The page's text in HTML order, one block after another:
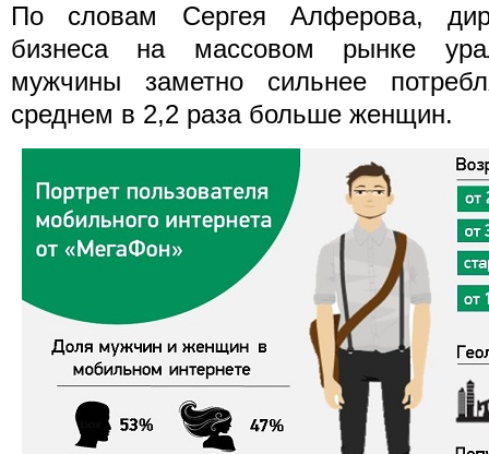
По словам Сергея Алферова,
бизнеса на массовом рынке
мужчины заметно сильнее
среднем в 2,2 раза больше женщин.